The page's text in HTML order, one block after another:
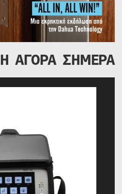
Η ΑΓΟΡΑ ΣΗΜΕΡΑ